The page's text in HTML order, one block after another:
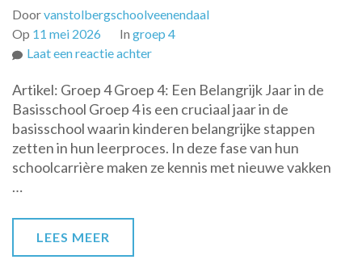
Doorvanstolbergschoolveenendaal
Op 11 mei 2026 In groep 4
Laat een reactie achterop
Belangrijke
Ontwikkelingen
van
Kinderen
in
Artikel: Groep 4 Groep 4: Een Belangrijk Jaar in de
Basisschool Groep 4 is een cruciaal jaar in de
basisschool waarin kinderen belangrijke stappen
zetten in hun leerproces. In deze fase van hun
schoolcarrière maken ze kennis met nieuwe vakken
…
LEES MEER